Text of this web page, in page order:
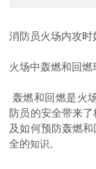
消防员火场内攻
火场中轰燃和回
轰燃和回燃是火
防员的安全带来
及如何预防轰燃
全的知识。